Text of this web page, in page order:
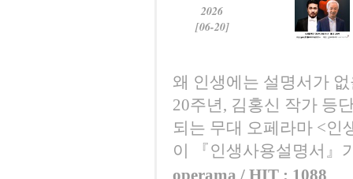
2026
[06-20]
왜 인생에는 설명서가
20주년, 김홍신 작가 등
되는 무대 오페라마 <인
이 『인생사용설명서』
operama / HIT : 1088